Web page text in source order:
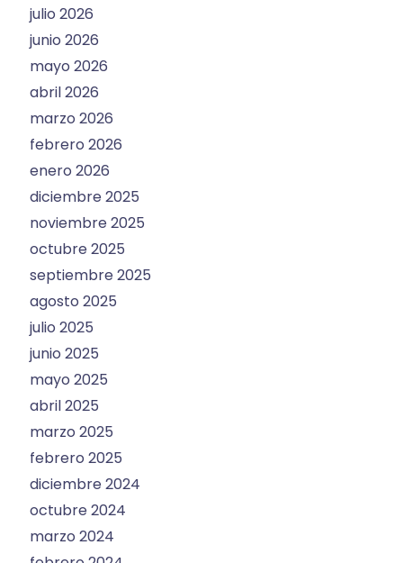
julio 2026
junio 2026
mayo 2026
abril 2026
marzo 2026
febrero 2026
enero 2026
diciembre 2025
noviembre 2025
octubre 2025
septiembre 2025
agosto 2025
julio 2025
junio 2025
mayo 2025
abril 2025
marzo 2025
febrero 2025
diciembre 2024
octubre 2024
marzo 2024